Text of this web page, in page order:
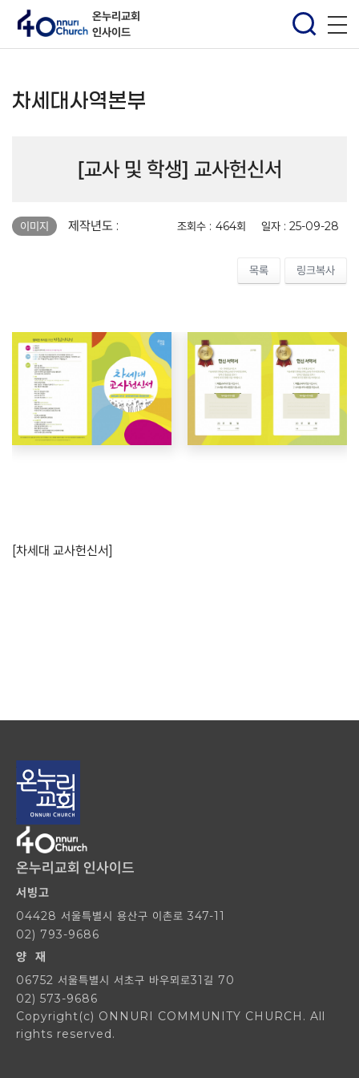
온누리교회
인사이드
차세대사역본부
[교사 및 학생] 교사헌신서
이미지 제작년도 : 조회수 : 464회 일자 : 25-09-28
목록 링크복사
[차세대 교사헌신서]
온누리교회 인사이드
서빙고
04428 서울특별시 용산구 이촌로 347-11
02) 793-9686
양 재
06752 서울특별시 서초구 바우뫼로31길 70
02) 573-9686
Copyright(c) ONNURI COMMUNITY CHURCH. All
rights reserved.